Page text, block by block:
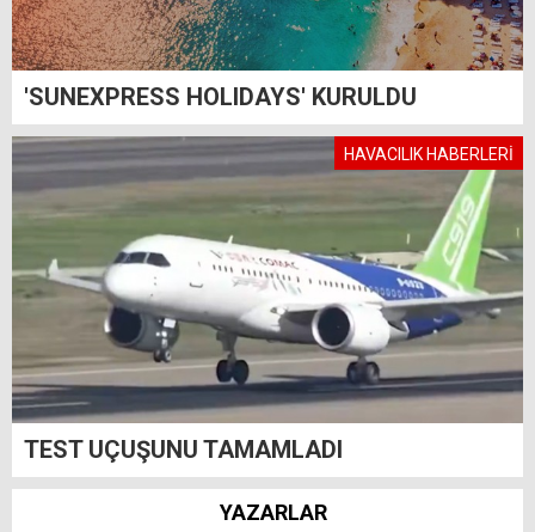
'SUNEXPRESS HOLIDAYS' KURULDU
HAVACILIK HABERLERİ
TEST UÇUŞUNU TAMAMLADI
YAZARLAR